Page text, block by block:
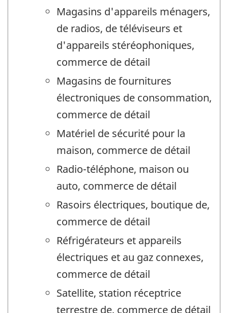
Magasins d'appareils ménagers,
de radios, de téléviseurs et
d'appareils stéréophoniques,
commerce de détail
Magasins de fournitures
électroniques de consommation,
commerce de détail
Matériel de sécurité pour la
maison, commerce de détail
Radio-téléphone, maison ou
auto, commerce de détail
Rasoirs électriques, boutique de,
commerce de détail
Réfrigérateurs et appareils
électriques et au gaz connexes,
commerce de détail
Satellite, station réceptrice
terrestre de, commerce de détail